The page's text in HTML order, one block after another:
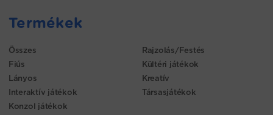
Termékek
Összes
Fiús
Lányos
Interaktív játékok
Konzol játékok
Rajzolás/Festés
Kültéri játékok
Kreatív
Társasjátékok